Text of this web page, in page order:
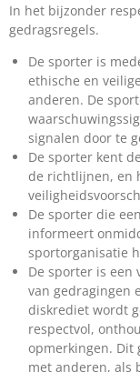
In het bijzonder
gedragsregels.
De sporter is
ethische en
anderen. De
signalen door te
De sporter kent
de richtlijnen, en
De sporter die
informeert
sportorganisatie
De sporter is een
van gedragingen
diskrediet wordt
respectvol,
opmerkingen. Dit
met anderen, als